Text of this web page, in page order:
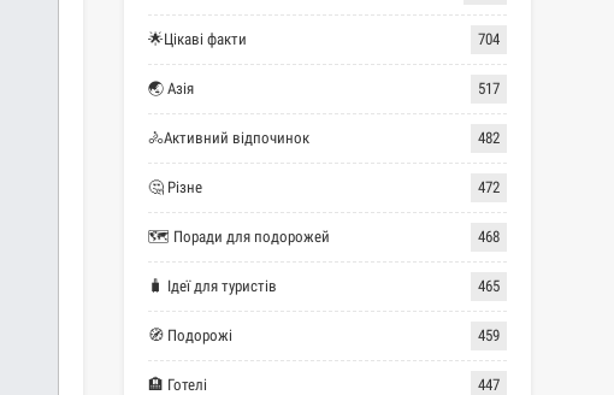
🌟Цікаві факти 704
🌏 Азія 517
🚴Активний відпочинок 482
🤔 Різне 472
🗺 Поради для подорожей 468
🧳 Ідеї для туристів 465
🧭 Подорожі 459
🏨 Готелі 447